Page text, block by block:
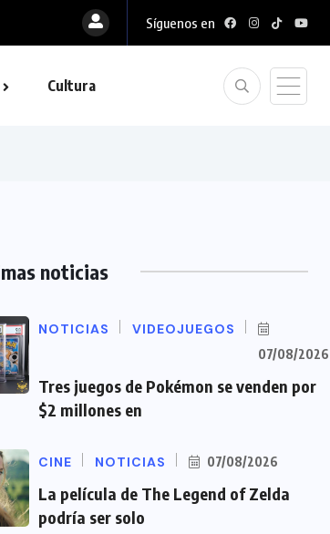
Síguenos en
Cultura
noticias
NOTICIAS VIDEOJUEGOS
07/08/2026
Tres juegos de Pokémon se venden por
$2 millones en
CINE NOTICIAS 07/08/2026
La película de The Legend of Zelda
podría ser solo